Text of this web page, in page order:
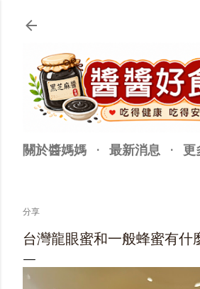
關於醬媽媽 最新消息 更
分享
台灣龍眼蜜和一般蜂蜜有什